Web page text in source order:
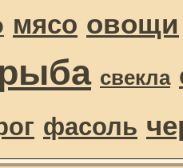
мясо овощи
рыба свекла
фасоль